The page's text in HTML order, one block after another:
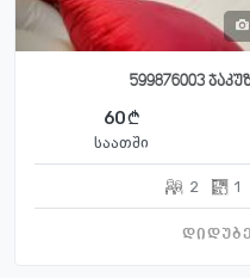
599876003
60
საათში
2 1